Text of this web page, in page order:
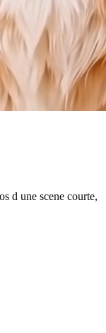
d une scene courte,